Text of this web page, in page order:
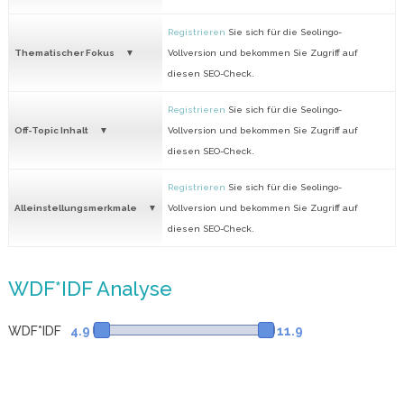
Thematischer Fokus
Registrieren Sie sich für die Seolingo-
Vollversion und bekommen Sie Zugriff auf
diesen SEO-Check.
Off-Topic Inhalt
Registrieren Sie sich für die Seolingo-
Vollversion und bekommen Sie Zugriff auf
diesen SEO-Check.
Alleinstellungsmerkmale
Registrieren Sie sich für die Seolingo-
Vollversion und bekommen Sie Zugriff auf
diesen SEO-Check.
WDF*IDF Analyse
WDF*IDF 4.9 11.9